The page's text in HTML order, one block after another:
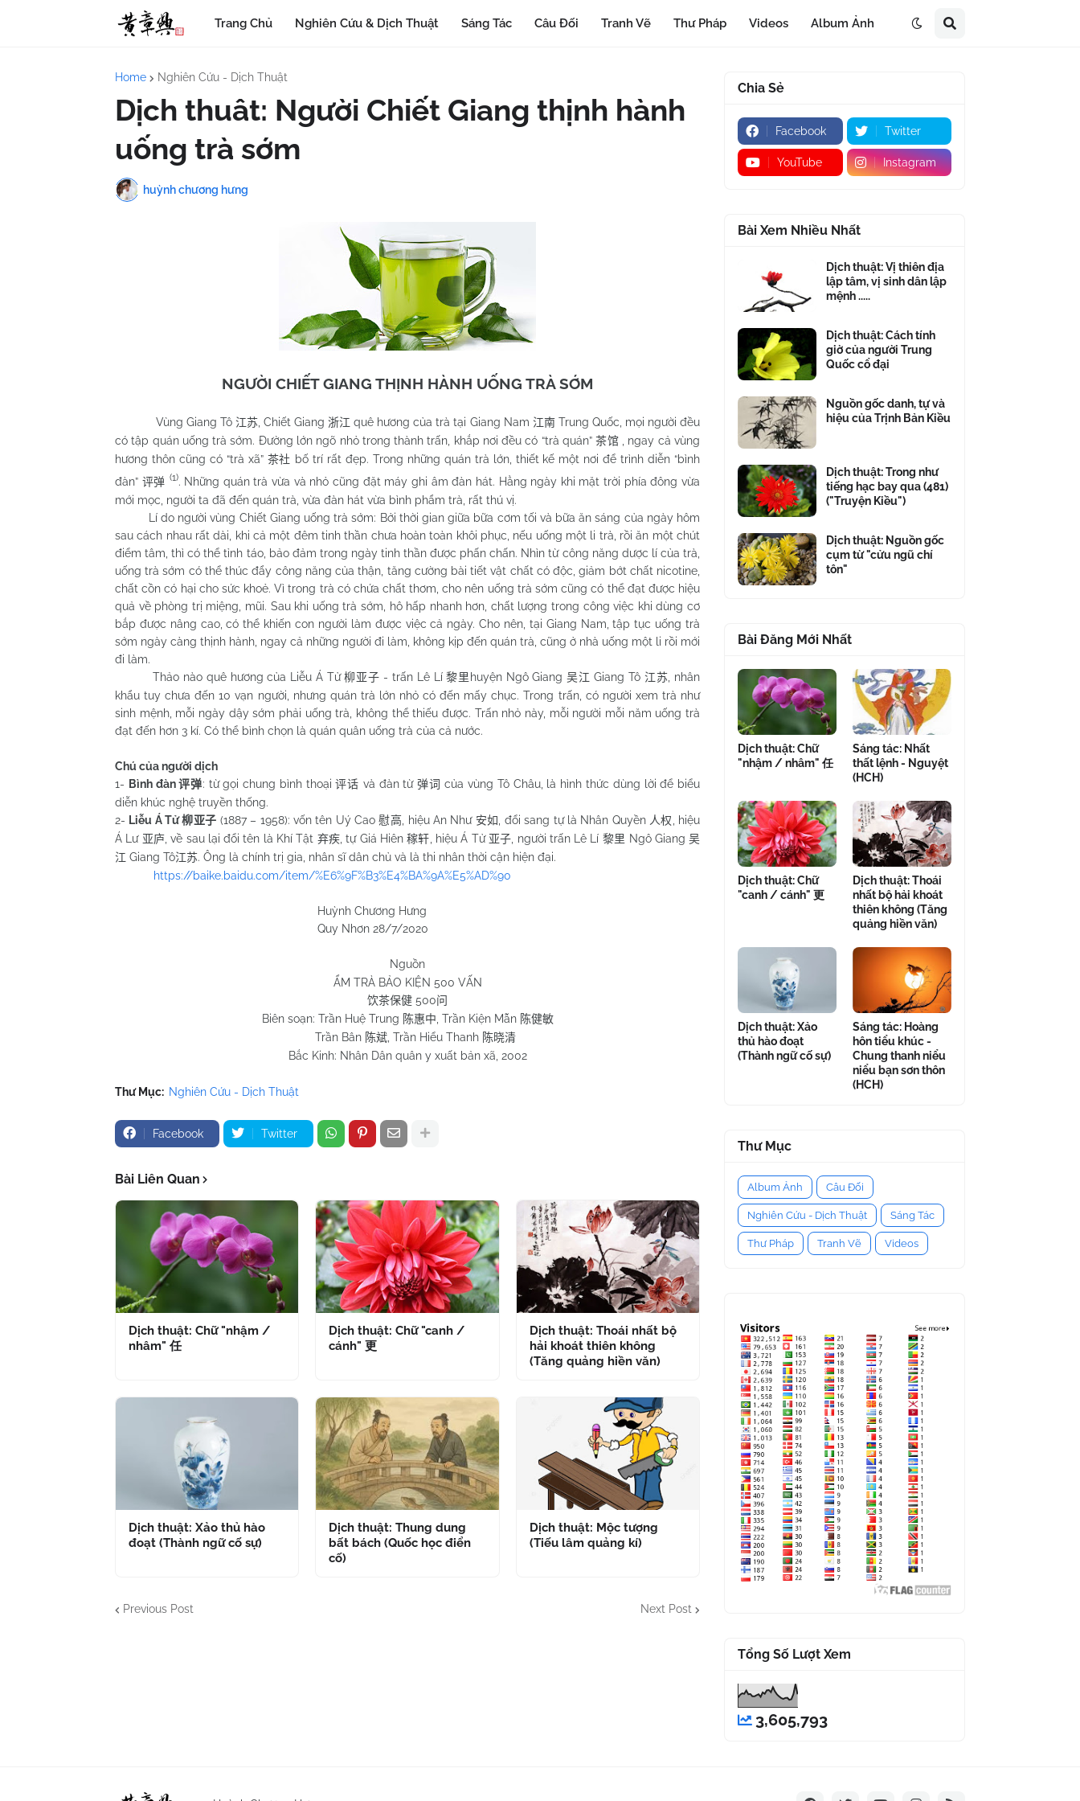
Trang Chủ Nghiên Cứu & Dịch Thuật Sáng Tác Câu Đối Tranh Vẽ Thư Pháp Videos Album Ảnh
Home Nghiên Cứu - Dịch Thuật
Dịch thuât: Người Chiết Giang thịnh hành
uống trà sớm
huỳnh chương hưng
NGƯỜI CHIẾT GIANG THỊNH HÀNH UỐNG TRÀ SỚM
Vùng Giang Tô 江苏, Chiết Giang浙江 quê hương của trà tại Giang Nam 江南Trung Quốc, mọi người đều
có tập quán uống trà sớm. Đường lớn ngõ nhỏ trong thành trấn, khắp nơi đều có “trà quán”茶馆, ngay cả vùng
hương thôn cũng có “trà xã” 茶社 bố trí rất đẹp. Trong những quán trà lớn, thiết kế một nơi để trình diễn “bình
đàn” 评弹 (1). Những quán trà vừa và nhỏ cũng đặt máy ghi âm đàn hát. Hằng ngày khi mặt trời phía đông vừa
mới mọc, người ta đã đến quán trà, vừa đàn hát vừa bình phẩm trà, rất thú vị.
Lí do người vùng Chiết Giang uống trà sớm: Bởi thời gian giữa bữa cơm tối và bữa ăn sáng của ngày hôm
sau cách nhau rất dài, khi cả một đêm tinh thần chưa hoàn toàn khôi phục, nếu uống một li trà, rồi ăn một chút
điểm tâm, thì có thể tỉnh táo, bảo đảm trong ngày tinh thần được phấn chấn. Nhìn từ công năng dược lí của trà,
uống trà sớm có thể thúc đẩy công năng của thận, tăng cường bài tiết vật chất có độc, giảm bớt chất nicotine,
chất cồn có hại cho sức khoẻ. Vì trong trà có chứa chất thơm, cho nên uống trà sớm cũng có thể đạt được hiệu
quả về phòng trị miệng, mũi. Sau khi uống trà sớm, hô hấp nhanh hơn, chất lượng trong công việc khi dùng cơ
bắp được nâng cao, có thể khiến con người làm được việc cả ngày. Cho nên, tại Giang Nam, tập tục uống trà
sớm ngày càng thịnh hành, ngay cả những người đi làm, không kịp đến quán trà, cũng ở nhà uống một li rồi mới
đi làm.
Thảo nào quê hương của Liễu Á Tử柳亚子 - trấn Lê Lí黎里 huyện Ngô Giang吴江 Giang Tô 江苏 , nhân
khẩu tuy chưa đến 10 vạn người, nhưng quán trà lớn nhỏ có đến mấy chục. Trong trấn, có người xem trà như
sinh mệnh, mỗi ngày dậy sớm phải uống trà, không thể thiếu được. Trấn nhỏ này, mỗi người mỗi năm uống trà
đạt đến hơn 3 kí. Có thể bình chọn là quán quân uống trà của cả nước.
Chú của người dịch
1- Bình đàn评弹: từ gọi chung bình thoại评话 và đàn từ弹词 của vùng Tô Châu, là hình thức dùng lời để biểu
diễn khúc nghệ truyền thống.
2- Liễu Á Tử柳亚子 (1887 – 1958): vốn tên Uý Cao慰高 , hiệu An Như 安如 , đổi sang tự là Nhân Quyền 人权
, hiệu
Á Lư 亚庐 , về sau lại đổi tên là Khí Tật 弃疾 , tự Giá Hiên稼轩 , hiệu Á Tử 亚子 , người trấn Lê Lí 黎里 Ngô Giang吴
江 Giang Tô江苏. Ông là chính trị gia, nhân sĩ dân chủ và là thi nhân thời cận hiện đại.
https://baike.baidu.com/item/%E6%9F%B3%E4%BA%9A%E5%AD%90
Huỳnh Chương Hưng
Quy Nhơn 28/7/2020
Nguồn
ẨM TRÀ BẢO KIỆN 500 VẤN
饮茶保健 500问
Biên soạn: Trần Huệ Trung 陈惠中 , Trần Kiện Mẫn 陈健敏
Trần Bân 陈斌 , Trần Hiểu Thanh 陈晓清
Bắc Kinh: Nhân Dân quân y xuất bản xã, 2002
Thư Mục: Nghiên Cứu - Dịch Thuật
Facebook Twitter
Bài Liên Quan
Dịch thuật: Chữ "nhậm /
nhâm" 任
Dịch thuật: Chữ "canh /
cánh" 更
Dịch thuật: Thoái nhất bộ
hải khoát thiên không
(Tăng quảng hiền văn)
Dịch thuật: Xảo thủ hào
đoạt (Thành ngữ cố sự)
Dịch thuật: Thung dung
bất bách (Quốc học điển
cố)
Dịch thuật: Mộc tượng
(Tiếu lâm quảng kí)
Previous Post Next Post
Chia Sẻ
Facebook Twitter
YouTube Instagram
Bài Xem Nhiều Nhất
Dịch thuật: Vị thiên địa
lập tâm, vị sinh dân lập
mệnh .....
Dịch thuật: Cách tính
giờ của người Trung
Quốc cổ đại
Nguồn gốc danh, tự và
hiệu của Trịnh Bản Kiều
Dịch thuật: Trong như
tiếng hạc bay qua (481)
("Truyện Kiều")
Dịch thuật: Nguồn gốc
cụm từ "cửu ngũ chí
tôn"
Bài Đăng Mới Nhất
Dịch thuật: Chữ
"nhậm / nhâm" 任
Sáng tác: Nhất
thất lệnh - Nguyệt
(HCH)
Dịch thuật: Chữ
"canh / cánh" 更
Dịch thuật: Thoái
nhất bộ hải khoát
thiên không (Tăng
quảng hiền văn)
Dịch thuật: Xảo
thủ hào đoạt
(Thành ngữ cố sự)
Sáng tác: Hoàng
hôn tiểu khúc -
Chung thanh niểu
niểu bạn sơn thôn
(HCH)
Thư Mục
Album Ảnh Câu Đối
Nghiên Cứu - Dịch Thuật Sáng Tác
Thư Pháp Tranh Vẽ Videos
Tổng Số Lượt Xem
3,605,793